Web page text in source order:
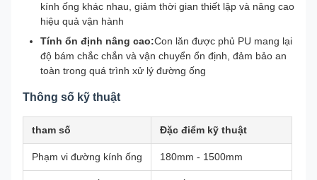
kính ống khác nhau, giảm thời gian thiết lập và nâng cao
hiệu quả vận hành
Tính ổn định nâng cao:Con lăn được phủ PU mang lại
độ bám chắc chắn và vận chuyển ổn định, đảm bảo an
toàn trong quá trình xử lý đường ống
Thông số kỹ thuật
tham số Đặc điểm kỹ thuật
Phạm vi đường kính ống 180mm - 1500mm